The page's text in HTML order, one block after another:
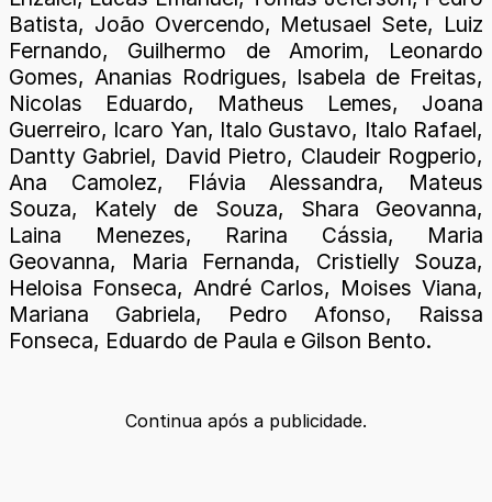
Batista, João Overcendo, Metusael Sete, Luiz
Fernando, Guilhermo de Amorim, Leonardo
Gomes, Ananias Rodrigues, Isabela de Freitas,
Nicolas Eduardo, Matheus Lemes, Joana
Guerreiro, Icaro Yan, Italo Gustavo, Italo Rafael,
Dantty Gabriel, David Pietro, Claudeir Rogperio,
Ana Camolez, Flávia Alessandra, Mateus
Souza, Kately de Souza, Shara Geovanna,
Laina Menezes, Rarina Cássia, Maria
Geovanna, Maria Fernanda, Cristielly Souza,
Heloisa Fonseca, André Carlos, Moises Viana,
Mariana Gabriela, Pedro Afonso, Raissa
Fonseca, Eduardo de Paula e Gilson Bento.
Continua após a publicidade.